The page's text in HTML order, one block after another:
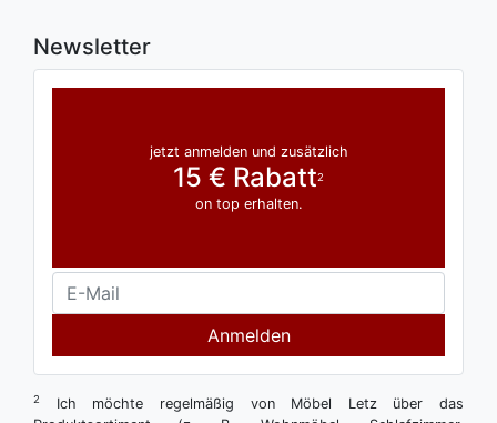
Newsletter
jetzt anmelden und zusätzlich
15 € Rabatt2
on top erhalten.
Anmelden
2
Ich möchte regelmäßig von Möbel Letz über das